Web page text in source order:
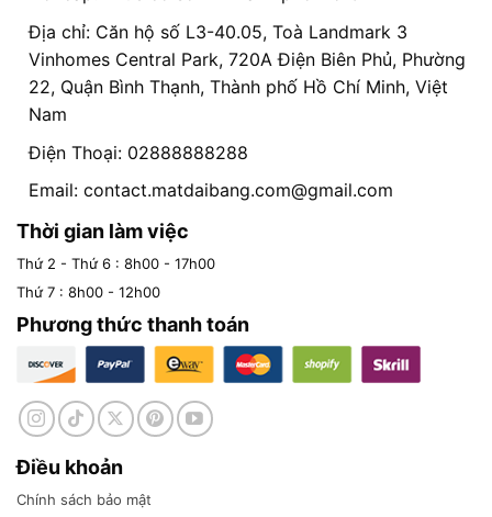
Địa chỉ: Căn hộ số L3-40.05, Toà Landmark 3
Vinhomes Central Park, 720A Điện Biên Phủ, Phường
22, Quận Bình Thạnh, Thành phố Hồ Chí Minh, Việt
Nam
Điện Thoại: 02888888288
Email: contact.matdaibang.com@gmail.com
Thời gian làm việc
Thứ 2 - Thứ 6 : 8h00 - 17h00
Thứ 7 : 8h00 - 12h00
Phương thức thanh toán
Điều khoản
Chính sách bảo mật